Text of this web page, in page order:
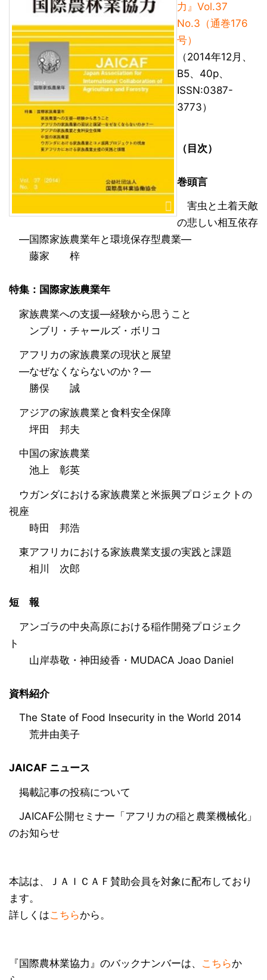
力』Vol.37
No.3（通巻176
号）
（2014年12月、
B5、40p、
ISSN:0387-
3773）
（目次）
巻頭言
害虫と土着天敵
の悲しい相互依存
―国際家族農業年と環境保存型農業―
藤家 梓
特集：国際家族農業年
家族農業への支援―経験から思うこと
ンブリ・チャールズ・ボリコ
アフリカの家族農業の現状と展望
―なぜなくならないのか？―
勝俣 誠
アジアの家族農業と食料安全保障
坪田 邦夫
中国の家族農業
池上 彰英
ウガンダにおける家族農業と米振興プロジェクトの
視座
時田 邦浩
東アフリカにおける家族農業支援の実践と課題
相川 次郎
短 報
アンゴラの中央高原における稲作開発プロジェク
ト
山岸恭敬・神田綾香・MUDACA Joao Daniel
資料紹介
The State of Food Insecurity in the World 2014
荒井由美子
JAICAF ニュース
掲載記事の投稿について
JAICAF公開セミナー「アフリカの稲と農業機械化」
のお知らせ
本誌は、ＪＡＩＣＡＦ賛助会員を対象に配布しており
ます。
詳しくはこちらから。
『国際農林業協力』のバックナンバーは、 こちらか